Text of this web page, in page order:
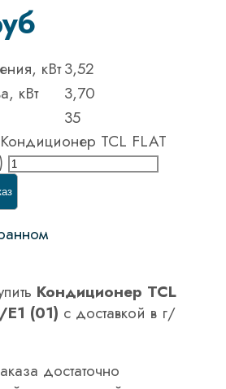
кВт3,52
кВт
3,70
35
TCL FLAT
Кондиционер TCL
E1 (01) с доставкой в г/
достаточно